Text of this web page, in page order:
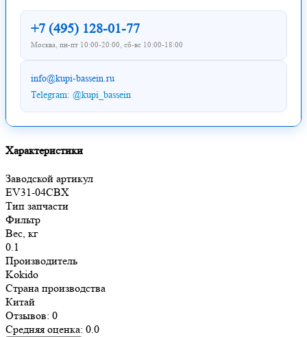
+7 (495) 128-01-77
Москва, пн-пт 10:00-20:00, сб-вс 10:00-18:00
info@kupi-bassein.ru
Telegram: @kupi_bassein
Характеристики
Заводской артикул
EV31-04CBX
Тип запчасти
Фильтр
Вес, кг
0.1
Производитель
Kokido
Страна производства
Китай
Отзывов: 0
Средняя оценка: 0.0